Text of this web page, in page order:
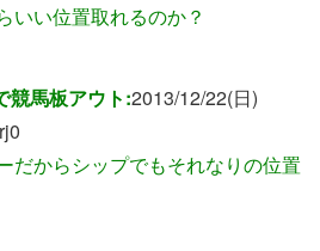
いい位置取れるのか？
競馬板アウト:2013/12/22(日)
だからシップでもそれなりの位置